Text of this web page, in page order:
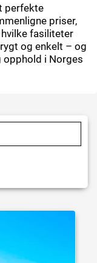
perfekte
priser,
fasiliteter
og enkelt – og
i Norges